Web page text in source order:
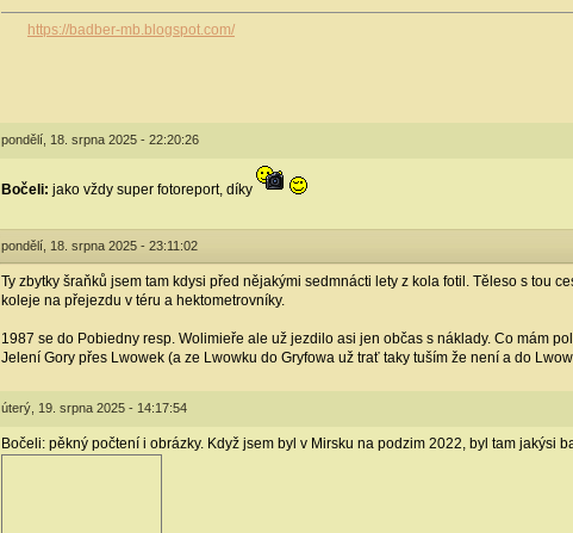
https://badber-mb.blogspot.com/
pondělí, 18. srpna 2025 - 22:20:26
Bočeli: jako vždy super fotoreport, díky
pondělí, 18. srpna 2025 - 23:11:02
Ty zbytky šraňků jsem tam kdysi před nějakými sedmnácti lety z kola fotil. Těleso s tou
koleje na přejezdu v téru a hektometrovníky.
1987 se do Pobiedny resp. Wolimieře ale už jezdilo asi jen občas s náklady. Co mám
Jelení Gory přes Lwowek (a ze Lwowku do Gryfowa už trať taky tuším že není a do
úterý, 19. srpna 2025 - 14:17:54
Bočeli: pěkný počtení i obrázky. Když jsem byl v Mirsku na podzim 2022, byl tam